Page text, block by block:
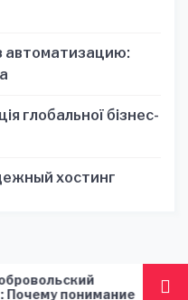
автоматизацию:
глобальної бізнес-
хостинг
Чи можна
гіпотиреозі?